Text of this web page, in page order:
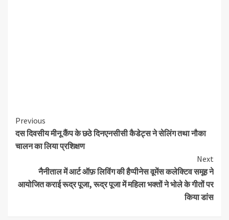
Continue
Reading
Previous
दस दिवसीय मीनू कैंप के छठे दिनएनसीसी कैडेट्स ने सेलिंग तथा नौका
चालन का लिया प्रशिक्षण
Next
नैनीताल में आर्ट ऑफ़ लिविंग की हैप्पीनेस वूमेंस कलेक्टिव समूह ने
आयोजित कराई रूद्र पूजा, रूद्र पूजा में महिला भक्तों ने भोले के गीतों पर
किया डांस